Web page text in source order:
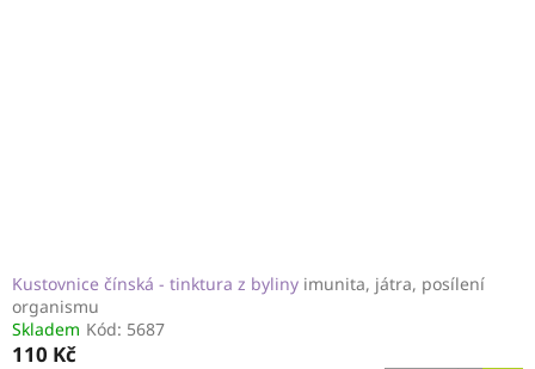
Kustovnice čínská - tinktura z byliny imunita, játra, posílení
organismu
Skladem Kód: 5687
110 Kč